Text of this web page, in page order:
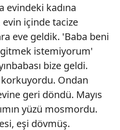
evindeki kadına
evin içinde tacize
eve geldik. 'Baba beni
istemiyorum'
bize geldi.
korkuyordu. Ondan
geri döndü. Mayıs
yüzü mosmordu.
eşi dövmüş.